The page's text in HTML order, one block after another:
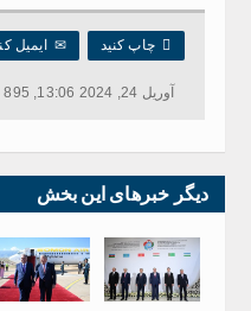
 چاپ کنید ✉ایمیل
آوریل 24, 2024 13:06, 895 بازدید ها
دیگر خبرهای این بخش